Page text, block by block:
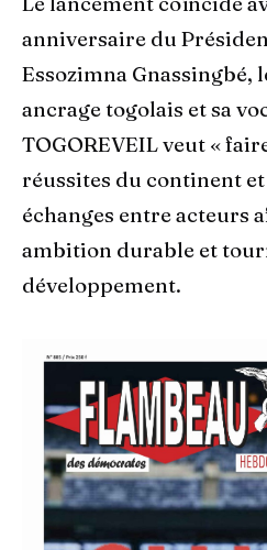
anniversaire du
Essozimna Gnassingbé,
ancrage togolais et sa
TOGOREVEIL veut «
réussites du continent
échanges entre acteurs
ambition durable et
développement.